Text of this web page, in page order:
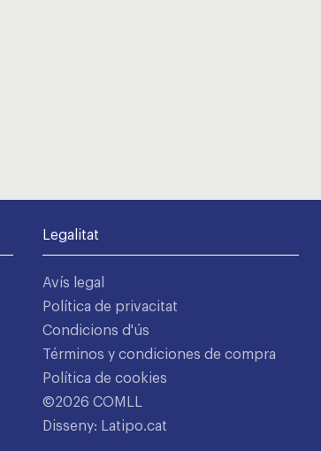
Legalitat
Avís legal
Política de privacitat
Condicions d'ús
Términos y condiciones de compra
Política de cookies
©2026 COMLL
Disseny: Latipo.cat